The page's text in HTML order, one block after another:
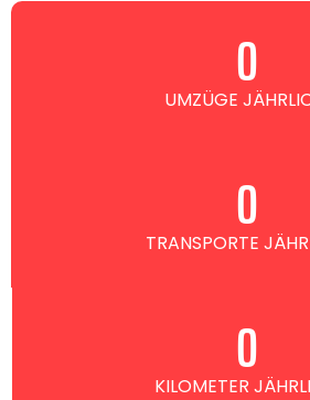
UMZÜGE0
TRANSPORTE
0
KILOMETER
0